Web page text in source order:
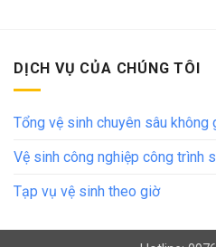
DỊCH VỤ CỦA CHÚNG TÔI
Tổng vệ sinh chuyên sâu không
Vệ sinh công nghiệp công trình
Tạp vụ vệ sinh theo giờ